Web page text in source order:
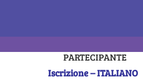
PARTECIPANTE
Iscrizione – ITALIANO